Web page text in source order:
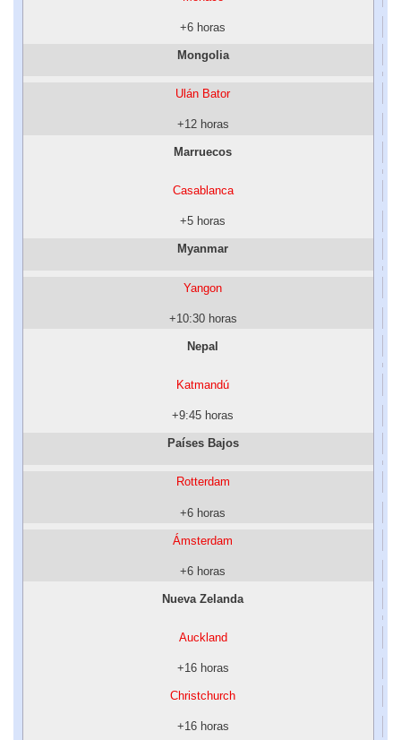
+6 horas
Mongolia
Ulán Bator
+12 horas
Marruecos
Casablanca
+5 horas
Myanmar
Yangon
+10:30 horas
Nepal
Katmandú
+9:45 horas
Países Bajos
Rotterdam
+6 horas
Ámsterdam
+6 horas
Nueva Zelanda
Auckland
+16 horas
Christchurch
+16 horas